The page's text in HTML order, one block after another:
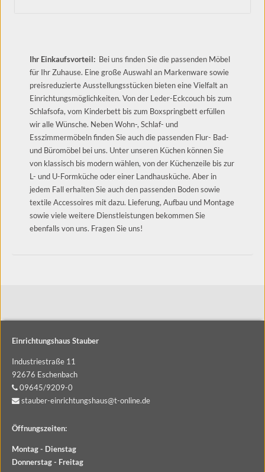
Ihr Einkaufsvorteil: Bei uns finden Sie die passenden Möbel
für Ihr Zuhause. Eine große Auswahl an Markenware sowie
preisreduzierte Ausstellungsstücken bieten eine Vielfalt an
Einrichtungsmöglichkeiten. Von der Leder-Eckcouch bis zum
Schlafsofa, vom Kinderbett bis zum Boxspringbett erfüllen
wir alle Wünsche. Neben Wohn-, Schlaf- und
Esszimmermöbeln finden Sie auch die passenden Flur- Bad-
und Büromöbel bei uns. Unter unseren Küchen können Sie
von klassisch bis modern wählen, von der Küchenzeile bis zur
L- und U-Formküche oder einer Landhausküche. Aber in
jedem Fall erhalten Sie auch den passenden Boden sowie
textile Accessoires mit dazu. Lieferung, Aufbau und Montage
sowie viele weitere Dienstleistungen bekommen Sie
ebenfalls von uns. Fragen Sie uns!
Einrichtungshaus Stauber
Industriestraße 11
92676 Eschenbach
09645/9209-0
stauber-einrichtungshaus@t-online.de
Öffnungszeiten:
Montag - Dienstag
Donnerstag - Freitag